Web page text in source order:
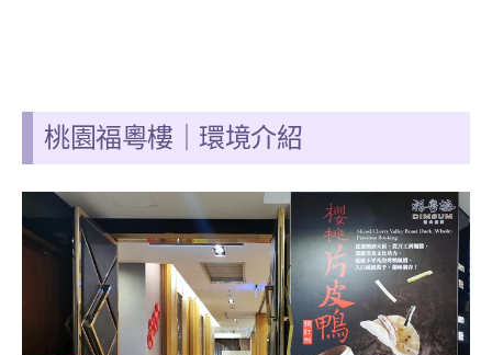
桃園福粵樓 環境介紹